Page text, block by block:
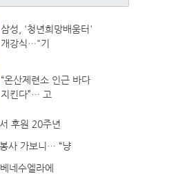
삼성, '청년희망배움터'
개강식…"기
“온산제련소 인근 바다
지킨다”… 고
후원 20주년
사 가보니… “냥
네수엘라에